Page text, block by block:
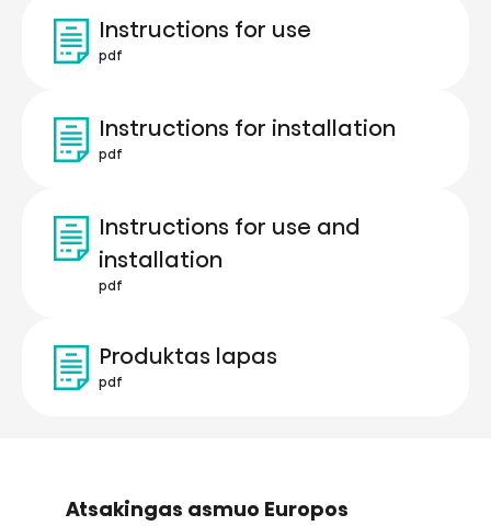
Instructions for use
pdf
Instructions for installation
pdf
Instructions for use and
installation
pdf
Produktas lapas
pdf
Atsakingas asmuo Europos